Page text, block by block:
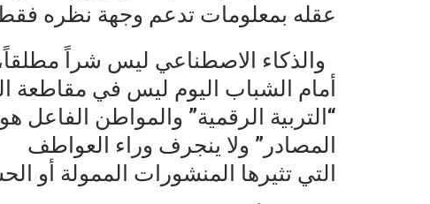
عقله بمعلومات تدعم وجهة نظره
والذكاء الاصطناعي ليس شراً
أمام الشباب اليوم ليس في مقاطعة
“التربية الرقمية” والمواطن
المصادر” ولا ينجرف وراء العواطف
التي تثيرها المنشورات الممولة أو